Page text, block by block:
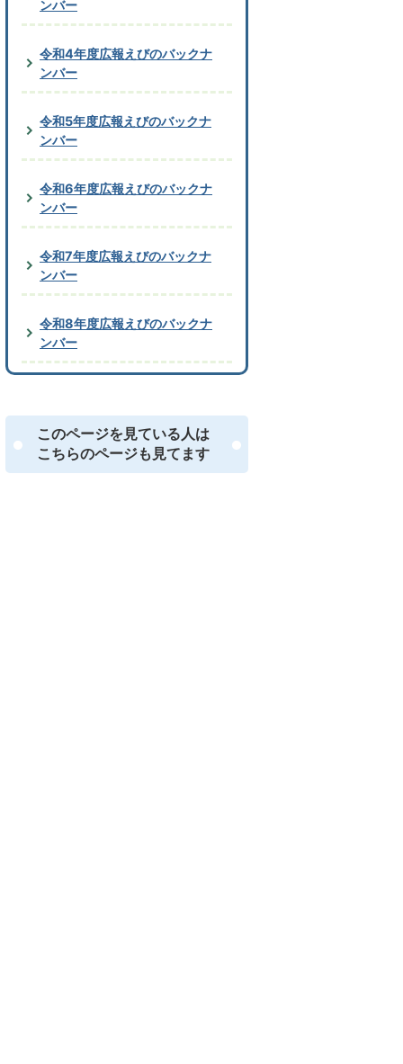
ンバー
令和4年度広報えびのバックナ
ンバー
令和5年度広報えびのバックナ
ンバー
令和6年度広報えびのバックナ
ンバー
令和7年度広報えびのバックナ
ンバー
令和8年度広報えびのバックナ
ンバー
このページを見ている人は
こちらのページも見てます